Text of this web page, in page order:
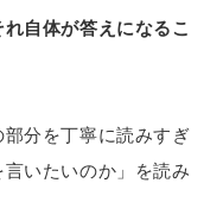
自体が答えになるこ
分を丁寧に読みすぎ
いたいのか」を読み